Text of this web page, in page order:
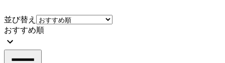
並び替え
おすすめ順